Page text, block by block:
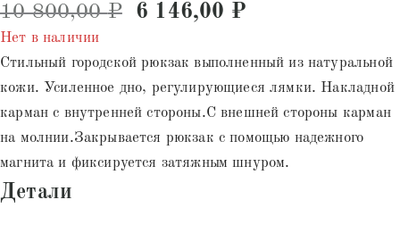
5 на
основе
опроса
пользователей
10 800,00₽ Первоначальная цена
6 146,00 ₽Текущая цена:
Нет в наличии
Стильный городской рюкзак выполненный из натуральной
кожи. Усиленное дно, регулирующиеся лямки. Накладной
карман с внутренней стороны.С внешней стороны карман
на молнии.Закрывается рюкзак с помощью надежного
магнита и фиксируется затяжным шнуром.
Детали